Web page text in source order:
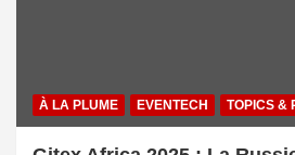
À LA PLUME EVENTECH TOPICS &